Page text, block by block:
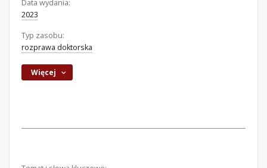
Data wydania:
2023
Typ zasobu:
rozprawa doktorska
Więcej